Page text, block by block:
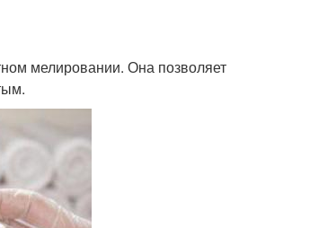
мелировании. Она позволяет